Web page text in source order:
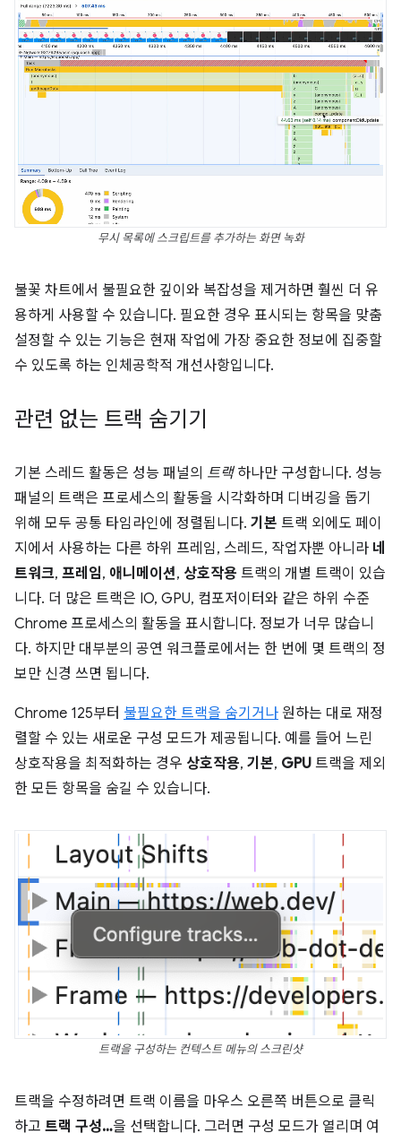
무시 목록에 스크립트를 추가하는 화면 녹화
불꽃 차트에서 불필요한 깊이와 복잡성을 제거하면 훨씬 더 유
용하게 사용할 수 있습니다. 필요한 경우 표시되는 항목을 맞춤
설정할 수 있는 기능은 현재 작업에 가장 중요한 정보에 집중할
수 있도록 하는 인체공학적 개선사항입니다.
관련 없는 트랙 숨기기
기본 스레드 활동은 성능 패널의 트랙하나만 구성합니다. 성능
패널의 트랙은 프로세스의 활동을 시각화하며 디버깅을 돕기
위해 모두 공통 타임라인에 정렬됩니다. 기본 트랙 외에도 페이
지에서 사용하는 다른 하위 프레임, 스레드, 작업자뿐 아니라 네
트워크, 프레임, 애니메이션, 상호작용 트랙의 개별 트랙이 있습
니다. 더 많은 트랙은 IO, GPU, 컴포저이터와 같은 하위 수준
Chrome 프로세스의 활동을 표시합니다. 정보가 너무 많습니
다. 하지만 대부분의 공연 워크플로에서는 한 번에 몇 트랙의 정
보만 신경 쓰면 됩니다.
Chrome 125부터 불필요한 트랙을 숨기거나 원하는 대로 재정
렬할 수 있는 새로운 구성 모드가 제공됩니다. 예를 들어 느린
상호작용을 최적화하는 경우 상호작용, 기본, GPU 트랙을 제외
한 모든 항목을 숨길 수 있습니다.
트랙을 구성하는 컨텍스트 메뉴의 스크린샷
트랙을 수정하려면 트랙 이름을 마우스 오른쪽 버튼으로 클릭
하고 트랙 구성…을 선택합니다. 그러면 구성 모드가 열리며 여